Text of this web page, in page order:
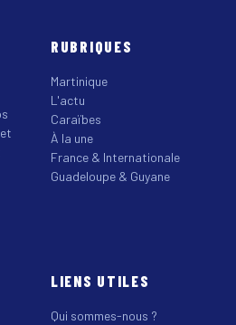
RUBRIQUES
Martinique
L'actu
Caraïbes
À la une
France & Internationale
Guadeloupe & Guyane
LIENS UTILES
Qui sommes-nous ?